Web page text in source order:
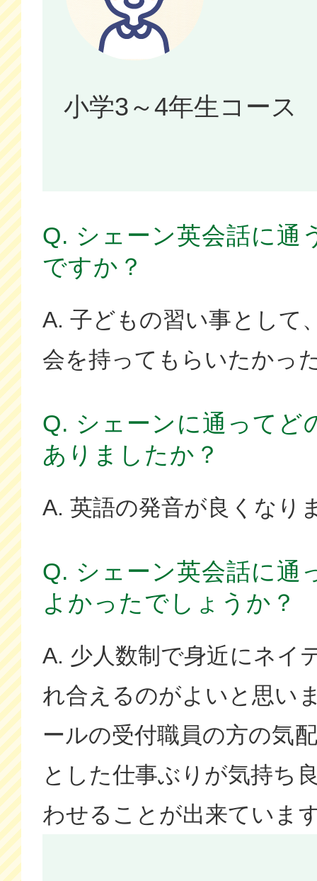
小学3～4年生コース
Q. シェーン英会話に通
ですか？
A. 子どもの習い事として
会を持ってもらいたかっ
Q. シェーンに通ってど
ありましたか？
A. 英語の発音が良くなり
Q. シェーン英会話に通
よかったでしょうか？
A. 少人数制で身近にネイ
れ合えるのがよいと思い
ールの受付職員の方の気
とした仕事ぶりが気持ち
わせることが出来ていま